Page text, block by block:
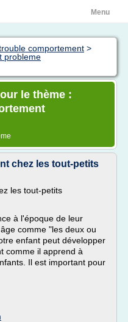
Menu
comportement >
probleme
le thème :
chez les tout-petits
les tout-petits
à l'époque de leur
comme "les deux ou
enfant peut développer
comme il apprend à
Il est important pour